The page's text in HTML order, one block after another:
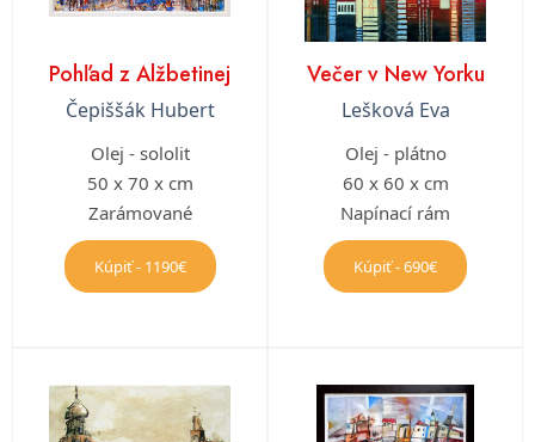
Pohľad z Alžbetinej
Čepiššák Hubert
Olej - sololit
50 x 70 x cm
Zarámované
Kúpiť - 1190€
Večer v New Yorku
Lešková Eva
Olej - plátno
60 x 60 x cm
Napínací rám
Kúpiť - 690€